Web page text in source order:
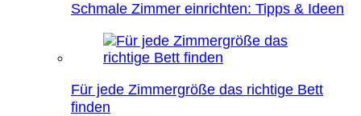
Schmale Zimmer einrichten: Tipps & Ideen
Für jede Zimmergröße das richtige Bett
finden